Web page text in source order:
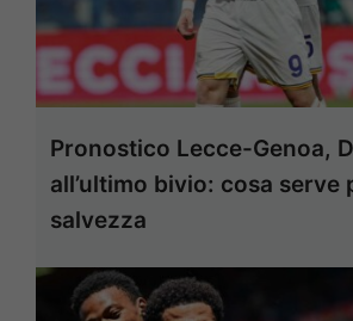
Pronostico Lecce-Genoa,
all’ultimo bivio: cosa serve
salvezza